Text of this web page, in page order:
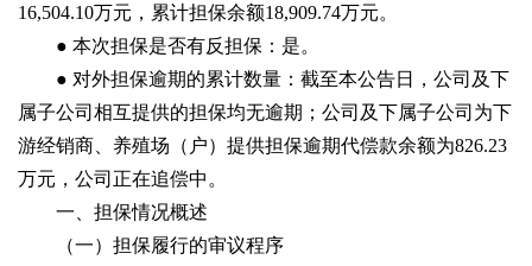
16,504.10万元，累计担保余额18,909.74万元。
● 本次担保是否有反担保：是。
● 对外担保逾期的累计数量：截至本公告日，公司及下
属子公司相互提供的担保均无逾期；公司及下属子公司为下
游经销商、养殖场（户）提供担保逾期代偿款余额为826.23
万元，公司正在追偿中。
一、担保情况概述
（一）担保履行的审议程序